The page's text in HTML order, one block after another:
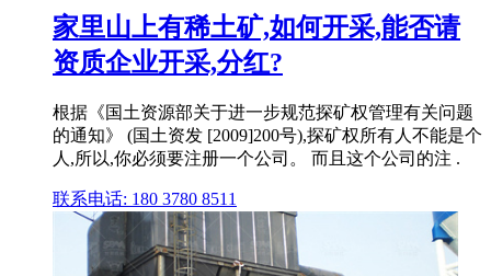
家里山上有稀土矿,如何开采,能否请
资质企业开采,分红?
根据《国土资源部关于进一步规范探矿权管理有关问题
的通知》 (国土资发 [2009]200号),探矿权所有人不能是个
人,所以,你必须要注册一个公司。 而且这个公司的注 .
联系电话: 180 3780 8511